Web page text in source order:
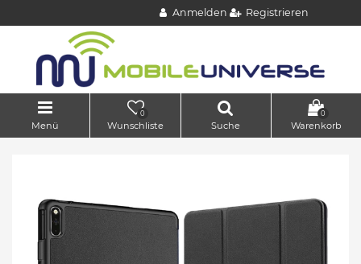
Anmelden Registrieren
Menü
0
Wunschliste Suche
0
Warenkorb